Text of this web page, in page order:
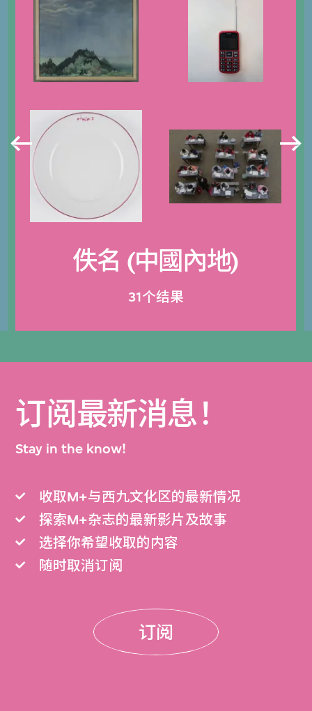
佚名 (中國內地)
31个结果
订阅最新消息！
Stay in the know!
收取M+与西九文化区的最新情况
探索M+杂志的最新影片及故事
选择你希望收取的内容
随时取消订阅
订阅